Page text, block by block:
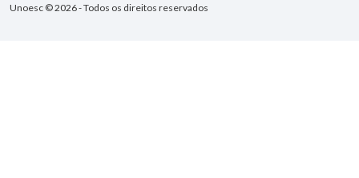
Unoesc © 2026 - Todos os direitos reservados